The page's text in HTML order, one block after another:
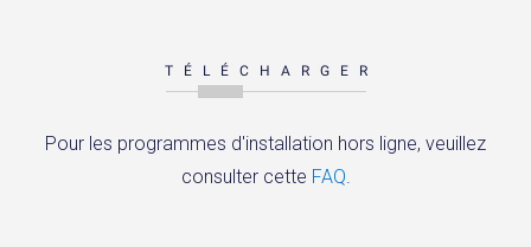
TÉLÉCHARGER
Pour les programmes d'installation hors ligne, veuillez
consulter cette FAQ.